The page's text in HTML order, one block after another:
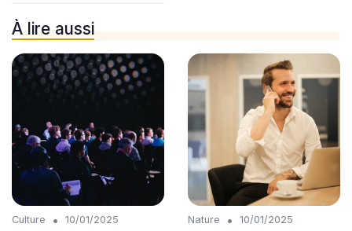
À lire aussi
Culture •
10/01/2025
Nature •
10/01/2025